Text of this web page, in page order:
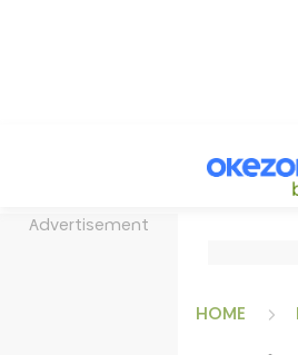
Advertisement
HOME